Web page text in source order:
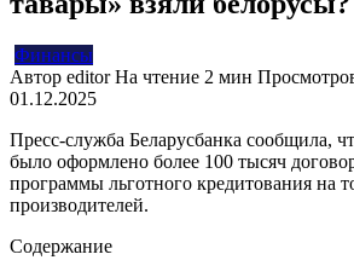
Финансы
Автор editor На чтение 2 мин
01.12.2025
Пресс-служба Беларусбанка сообщила,
было оформлено более 100 тысяч
программы льготного кредитования на
производителей.
Содержание